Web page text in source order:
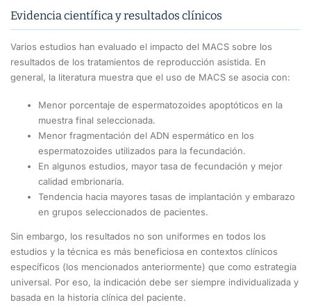
Evidencia científica y resultados clínicos
Varios estudios han evaluado el impacto del MACS sobre los
resultados de los tratamientos de reproducción asistida. En
general, la literatura muestra que el uso de MACS se asocia con:
Menor porcentaje de espermatozoides apoptóticos en la
muestra final seleccionada.
Menor fragmentación del ADN espermático en los
espermatozoides utilizados para la fecundación.
En algunos estudios, mayor tasa de fecundación y mejor
calidad embrionaria.
Tendencia hacia mayores tasas de implantación y embarazo
en grupos seleccionados de pacientes.
Sin embargo, los resultados no son uniformes en todos los
estudios y la técnica es más beneficiosa en contextos clínicos
específicos (los mencionados anteriormente) que como estrategia
universal. Por eso, la indicación debe ser siempre individualizada y
basada en la historia clínica del paciente.